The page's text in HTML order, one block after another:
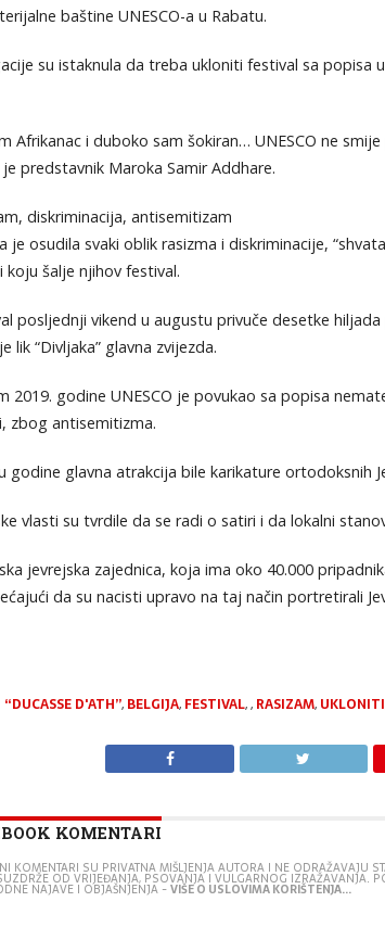
baštine UNESCO-a u Rabatu.
su istaknula da treba ukloniti festival sa popisa
Afrikanac i duboko sam šokiran… UNESCO ne
predstavnik Maroka Samir Addhare.
diskriminacija, antisemitizam
je osudila svaki oblik rasizma i diskriminacije,
koju šalje njihov festival.
posljednji vikend u augustu privuče desetke
lik “Divljaka” glavna zvijezda.
2019. godine UNESCO je povukao sa popisa
zbog antisemitizma.
godine glavna atrakcija bile karikature ortodoksnih
vlasti su tvrdile da se radi o satiri i da lokalni
jevrejska zajednica, koja ima oko 40.000
da su nacisti upravo na taj način portretirali
“DUCASSE D'ATH”, BELGIJA, FESTIVAL,, RASIZAM, UKLONITI
KOMENTARI
KOMENTARI SU PRIVATNA MIŠLJENJA AUTORA I NE ODRAŽAVAJU
OD VRIJEĐANJA, PSOVANJA I VULGARNOG IZRAŽAVANJA.
NAJAVE I OBJAŠNJENJA -VIŠE O USLOVIMA KORIŠTENJA...